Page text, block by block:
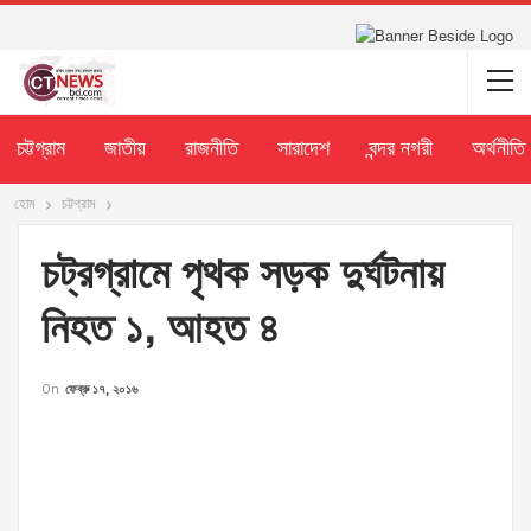
চট্টগ্রাম জাতীয় রাজনীতি সারাদেশ বন্দর নগরী অর্থনীতি
হোম চট্টগ্রাম
চট্রগ্রামে পৃথক সড়ক দুর্ঘটনায়
নিহত ১, আহত ৪
On ফেব্রু ১৭, ২০১৬